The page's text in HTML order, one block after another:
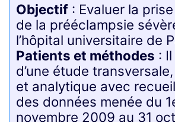
Objectif : Evaluer la
de la prééclampsie
l’hôpital universitaire de
Patients et méthodes :
d’une étude
et analytique avec
des données menée du
novembre 2009 au 31